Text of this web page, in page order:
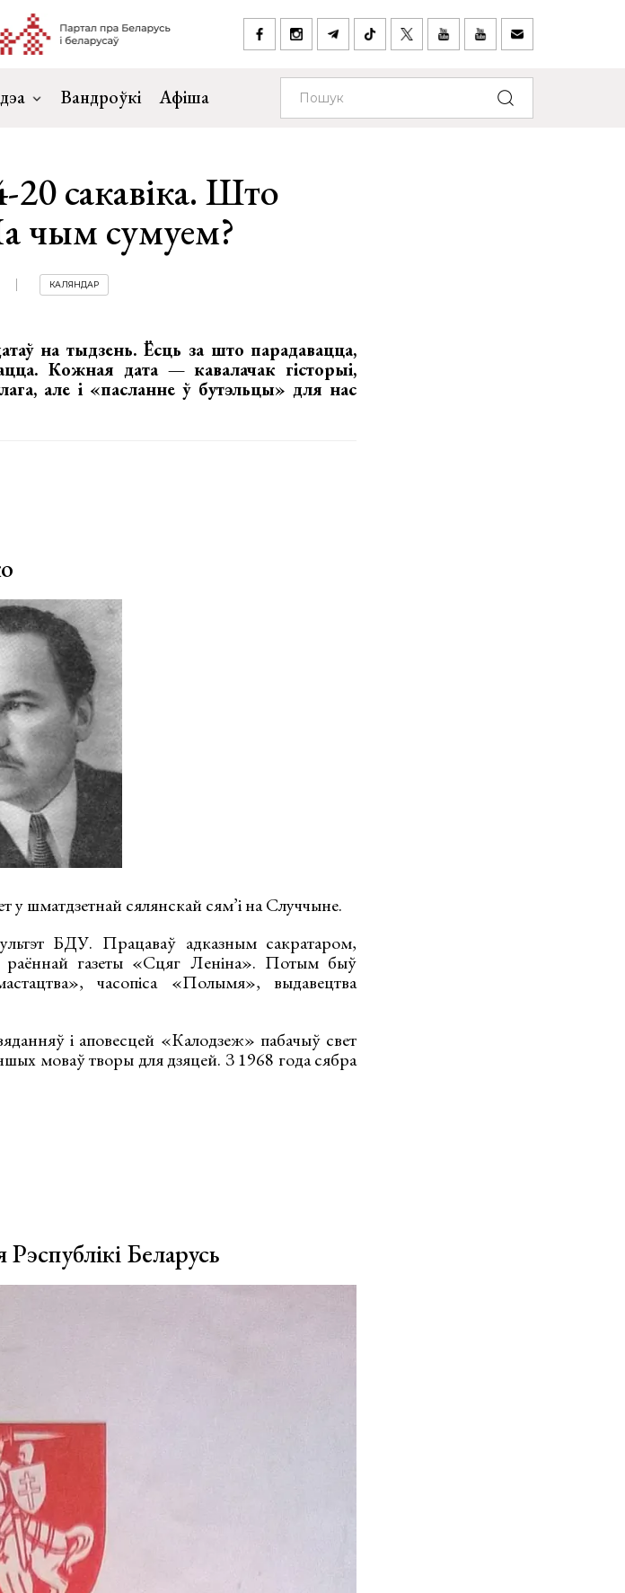
Вандроўкі Афіша
сакавіка. Што
чым сумуем?
КАЛЯНДАР
на тыдзень. Ёсць за што парадавацца,
Кожная дата — кавалачак гісторыі,
але і «пасланне ў бутэльцы» для нас
у шматдзетнай сялянскай сям’і на Случчыне.
БДУ. Працаваў адказным сакратаром,
раённай газеты «Сцяг Леніна». Потым быў
часопіса «Полымя», выдавецтва
і аповесцей «Калодзеж» пабачыў свет
моваў творы для дзяцей. З 1968 года сябра
Беларусь